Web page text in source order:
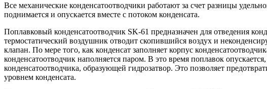
Все механические конденсатоотводчики работают за счет разницы
поднимается и опускается вместе с потоком конденсата.
Поплавковый конденсатоотводчик SK-61 предназначен для отведения
термостатический воздушник отводит скопившийся воздух и
клапан. По мере того, как конденсат заполняет корпус
конденсатоотводчик наполняется паром. В это время поплавок
конденсатоотводчика, образующей гидрозатвор. Это позволяет
уровнем конденсата.